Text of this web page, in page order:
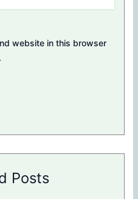
website in this browser
Posts